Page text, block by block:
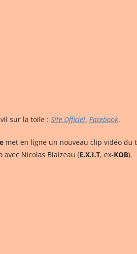
sur la toile : Site Officiel, Facebook.
met en ligne un nouveau clip vidéo du
avec Nicolas Blaizeau (E.X.I.T, ex-KOB).